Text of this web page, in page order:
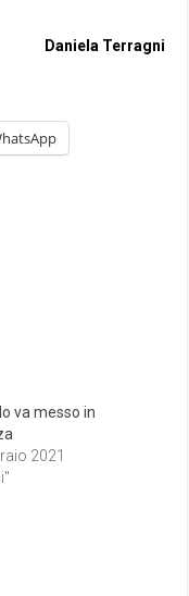
Daniela Terragni
va messo in
2021